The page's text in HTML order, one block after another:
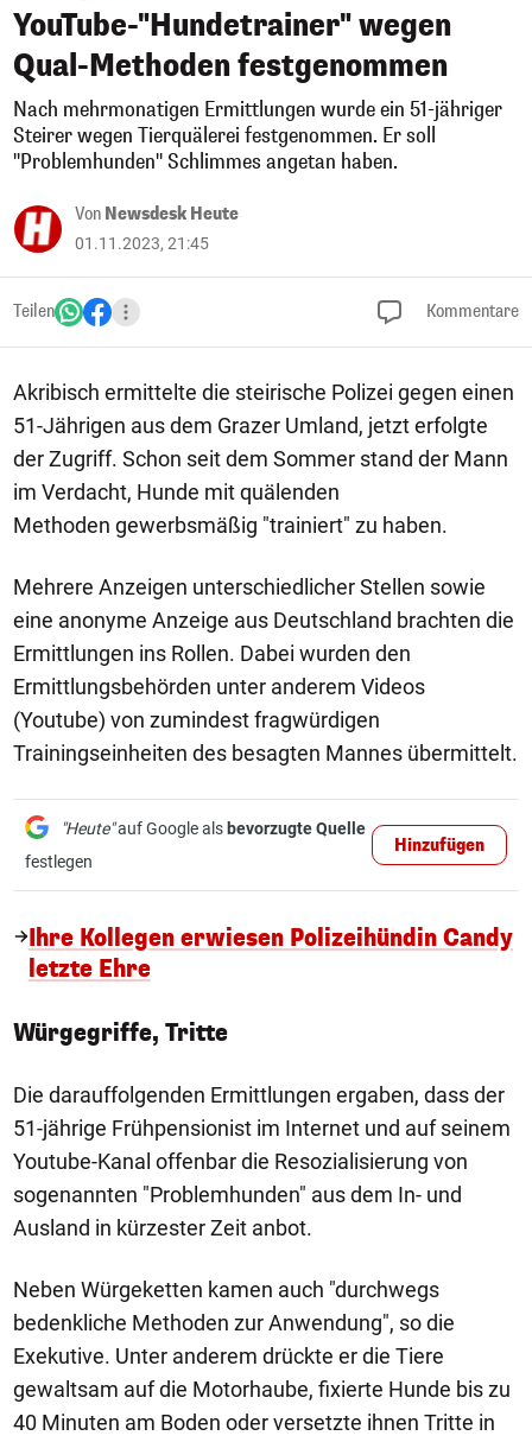
YouTube-"Hundetrainer" wegen
Qual-Methoden festgenommen
Nach mehrmonatigen Ermittlungen wurde ein 51-jähriger
Steirer wegen Tierquälerei festgenommen. Er soll
"Problemhunden" Schlimmes angetan haben.
Von Newsdesk Heute
01.11.2023, 21:45
Teilen Kommentare
Akribisch ermittelte die steirische Polizei gegen einen
51-Jährigen aus dem Grazer Umland, jetzt erfolgte
der Zugriff. Schon seit dem Sommer stand der Mann
im Verdacht, Hunde mit quälenden
Methoden gewerbsmäßig "trainiert" zu haben.
Mehrere Anzeigen unterschiedlicher Stellen sowie
eine anonyme Anzeige aus Deutschland brachten die
Ermittlungen ins Rollen. Dabei wurden den
Ermittlungsbehörden unter anderem Videos
(Youtube) von zumindest fragwürdigen
Trainingseinheiten des besagten Mannes übermittelt.
"Heute"auf Google als bevorzugte Quelle
festlegen
Hinzufügen
Ihre Kollegen erwiesen Polizeihündin Candy
letzte Ehre
Würgegriffe, Tritte
Die darauffolgenden Ermittlungen ergaben, dass der
51-jährige Frühpensionist im Internet und auf seinem
Youtube-Kanal offenbar die Resozialisierung von
sogenannten "Problemhunden" aus dem In- und
Ausland in kürzester Zeit anbot.
Neben Würgeketten kamen auch "durchwegs
bedenkliche Methoden zur Anwendung", so die
Exekutive. Unter anderem drückte er die Tiere
gewaltsam auf die Motorhaube, fixierte Hunde bis zu
40 Minuten am Boden oder versetzte ihnen Tritte in